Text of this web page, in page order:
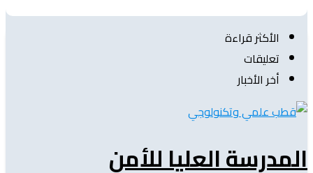
الأكثر قراءة
تعليقات
أخر الأخبار
المدرسة العليا للأمن